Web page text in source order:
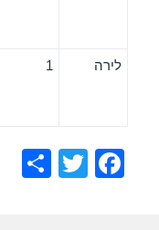
לירה 1
F
T